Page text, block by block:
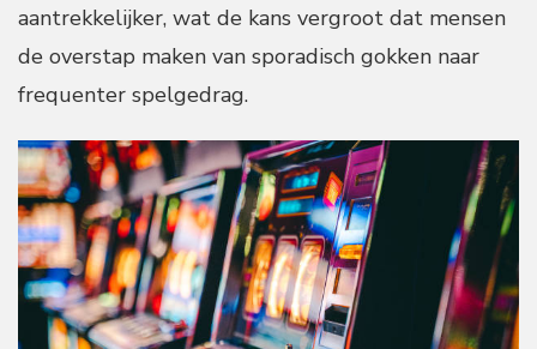
aantrekkelijker, wat de kans vergroot dat mensen
de overstap maken van sporadisch gokken naar
frequenter spelgedrag.